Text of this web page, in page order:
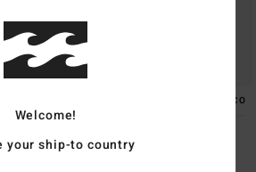
ÉCO
Combinaison GBS chest zip Noir
Welcome!
your ship-to country